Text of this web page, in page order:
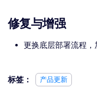
修复与增强
更换底层部署流程
标签： 产品更新